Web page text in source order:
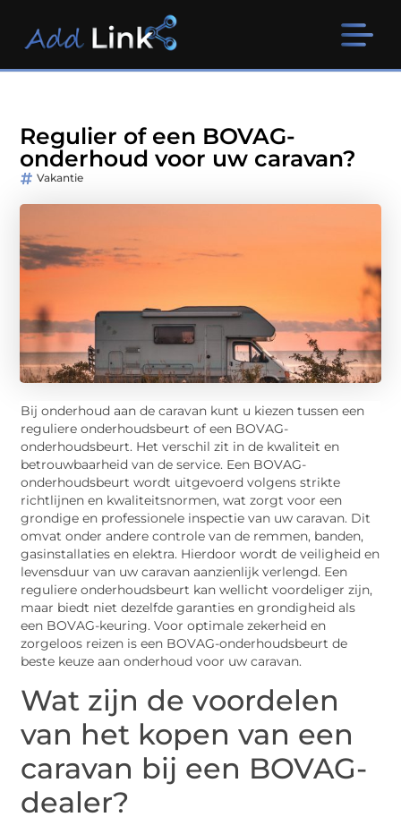
Regulier of een BOVAG-
onderhoud voor uw caravan?
Vakantie
Bij onderhoud aan de caravan kunt u kiezen tussen een
reguliere onderhoudsbeurt of een BOVAG-
onderhoudsbeurt. Het verschil zit in de kwaliteit en
betrouwbaarheid van de service. Een BOVAG-
onderhoudsbeurt wordt uitgevoerd volgens strikte
richtlijnen en kwaliteitsnormen, wat zorgt voor een
grondige en professionele inspectie van uw caravan. Dit
omvat onder andere controle van de remmen, banden,
gasinstallaties en elektra. Hierdoor wordt de veiligheid en
levensduur van uw caravan aanzienlijk verlengd. Een
reguliere onderhoudsbeurt kan wellicht voordeliger zijn,
maar biedt niet dezelfde garanties en grondigheid als
een BOVAG-keuring. Voor optimale zekerheid en
zorgeloos reizen is een BOVAG-onderhoudsbeurt de
beste keuze aan onderhoud voor uw caravan.
Wat zijn de voordelen
van het kopen van een
caravan bij een BOVAG-
dealer?